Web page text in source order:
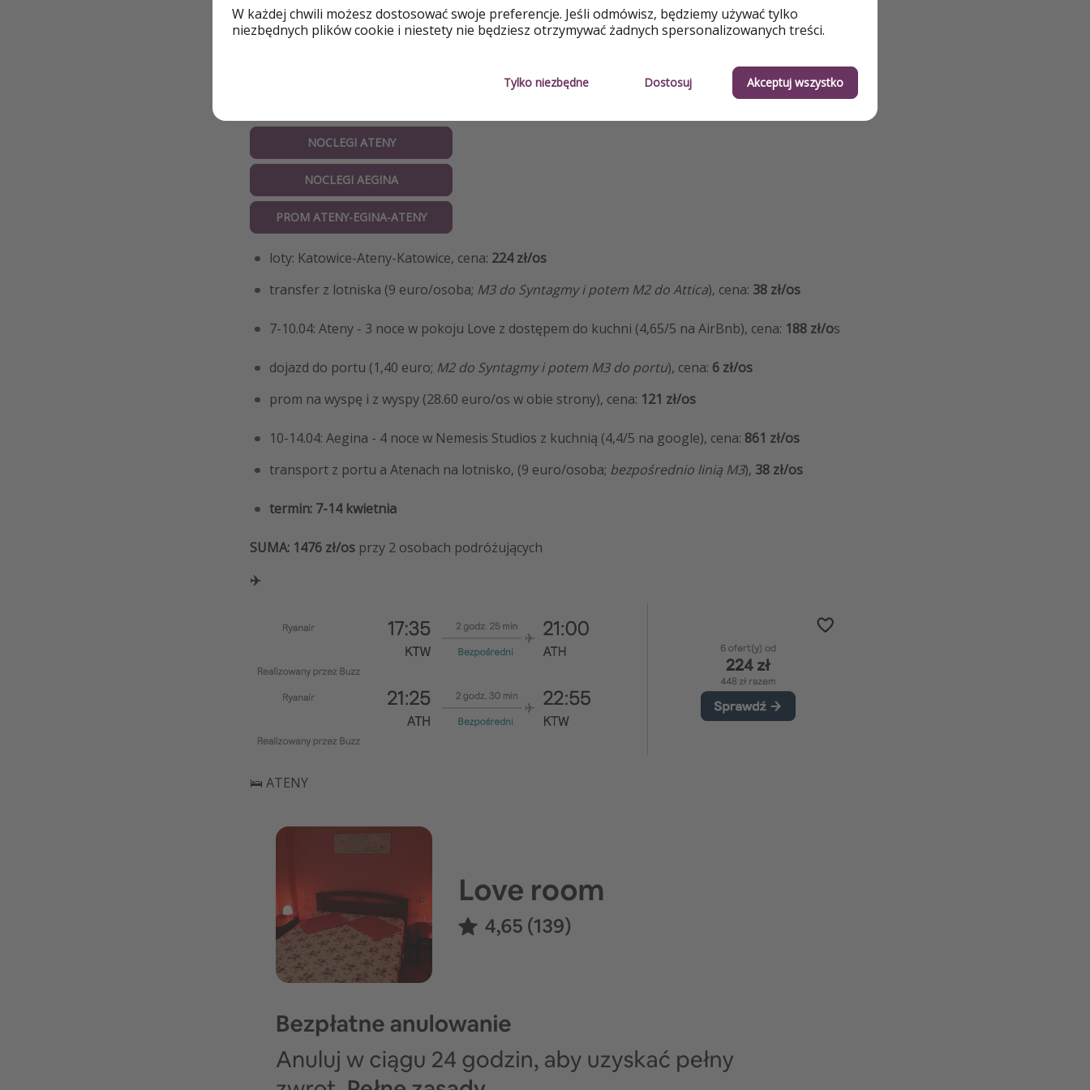
NOCLEGI ATENY
NOCLEGI AEGINA
PROM ATENY-EGINA-ATENY
loty: Katowice-Ateny-Katowice, cena: 224 zł/os
transfer z lotniska (9 euro/osoba; M3 do Syntagmy i potem M2 do Attica), cena: 38 zł/os
7-10.04: Ateny - 3 noce w pokoju Love z dostępem do kuchni (4,65/5 na AirBnb), cena: 188 zł/os
dojazd do portu (1,40 euro; M2 do Syntagmy i potem M3 do portu), cena: 6 zł/os
prom na wyspę i z wyspy (28.60 euro/os w obie strony), cena: 121 zł/os
10-14.04: Aegina - 4 noce w Nemesis Studios z kuchnią (4,4/5 na google), cena: 861 zł/os
transport z portu a Atenach na lotnisko, (9 euro/osoba; bezpośrednio linią M3), 38 zł/os
termin: 7-14 kwietnia
SUMA: 1476 zł/os przy 2 osobach podróżujących
✈️
🛌 ATENY
W każdej chwili możesz dostosować swoje preferencje. Jeśli odmówisz, będziemy używać tylko
niezbędnych plików cookie i niestety nie będziesz otrzymywać żadnych spersonalizowanych treści.
Tylko niezbędne Dostosuj Akceptuj wszystko